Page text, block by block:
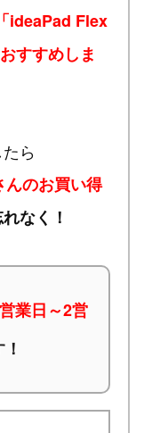
ideaPad Flex
すすめしま
ら
んのお買い得
なく！
業日～2営